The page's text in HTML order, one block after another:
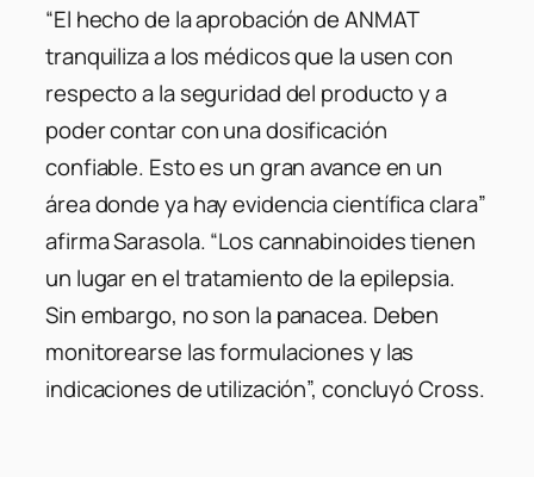
“El hecho de la aprobación de ANMAT
tranquiliza a los médicos que la usen con
respecto a la seguridad del producto y a
poder contar con una dosificación
confiable. Esto es un gran avance en un
área donde ya hay evidencia científica clara”
afirma Sarasola. “Los cannabinoides tienen
un lugar en el tratamiento de la epilepsia.
Sin embargo, no son la panacea. Deben
monitorearse las formulaciones y las
indicaciones de utilización”, concluyó Cross.